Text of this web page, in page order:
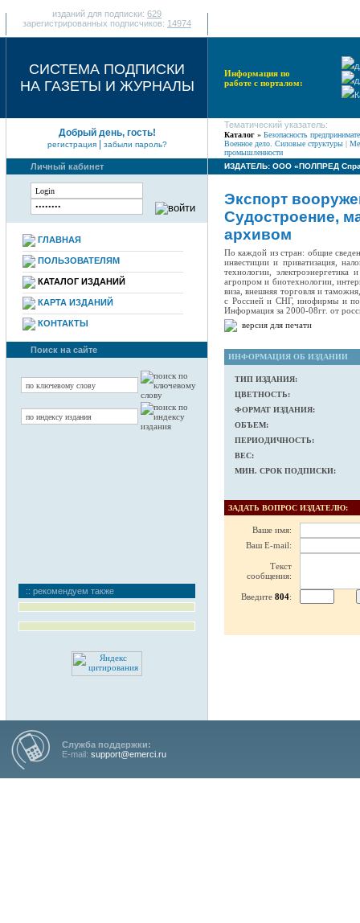
изданий для подписки: 629
зарегистрированных подписчиков: 14974
СИСТЕМА ПОДПИСКИ
НА ГАЗЕТЫ И ЖУРНАЛЫ
Информация по
работе с порталом:
Добрый день, гость!
регистрация| забыли пароль?
Личный кабинет
ГЛАВНАЯ
ПОЛЬЗОВАТЕЛЯМ
КАТАЛОГ ИЗДАНИЙ
КАРТА ИЗДАНИЙ
КОНТАКТЫ
Поиск на сайте
:: рекомендуем также
Тематический указатель:
Каталог » Безопасность
Военное дело. Силовые структуры |
промышленности
ИЗДАТЕЛЬ: ООО «ПОЛПРЕД
Экспорт
Судостроение,
архивом
По каждой из стран: общие
инвестиции и приватизация,
технологии,
агропром и биотехнологии,
виза, внешняя торговля и
с Россией и СНГ, инофирмы и
Информация за 2000-08гг. от
версия для печати
ИНФОРМАЦИЯ ОБ ИЗДАНИИ
ТИП ИЗДАНИЯ:
ЦВЕТНОСТЬ:
ФОРМАТ ИЗДАНИЯ:
ОБЪЕМ:
ПЕРИОДИЧНОСТЬ:
ВЕС:
МИН. СРОК ПОДПИСКИ:
ЗАДАТЬ ВОПРОС ИЗДАТЕЛЮ:
Ваше имя:
Ваш E-mail:
Текст
сообщения:
Введите 804:
Служба поддержки:
E-mail: support@emerci.ru